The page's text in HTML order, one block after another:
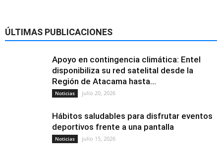
ÚLTIMAS PUBLICACIONES
Apoyo en contingencia climática: Entel
disponibiliza su red satelital desde la
Región de Atacama hasta...
Noticias julio 20, 2026
Hábitos saludables para disfrutar eventos
deportivos frente a una pantalla
Noticias julio 15, 2026